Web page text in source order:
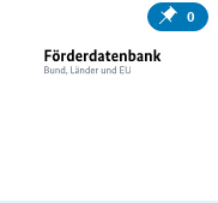
0